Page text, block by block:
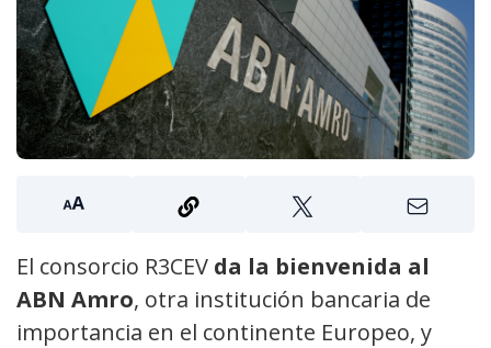
El consorcio R3CEV da la bienvenida al
ABN Amro, otra institución bancaria de
importancia en el continente Europeo, y